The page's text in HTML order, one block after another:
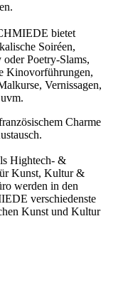
bietet
Soiréen,
Poetry-Slams,
Kinovorführungen,
Vernissagen,
Charme
Hightech- &
Kunst, Kultur &
werden in den
verschiedenste
Kunst und Kultur